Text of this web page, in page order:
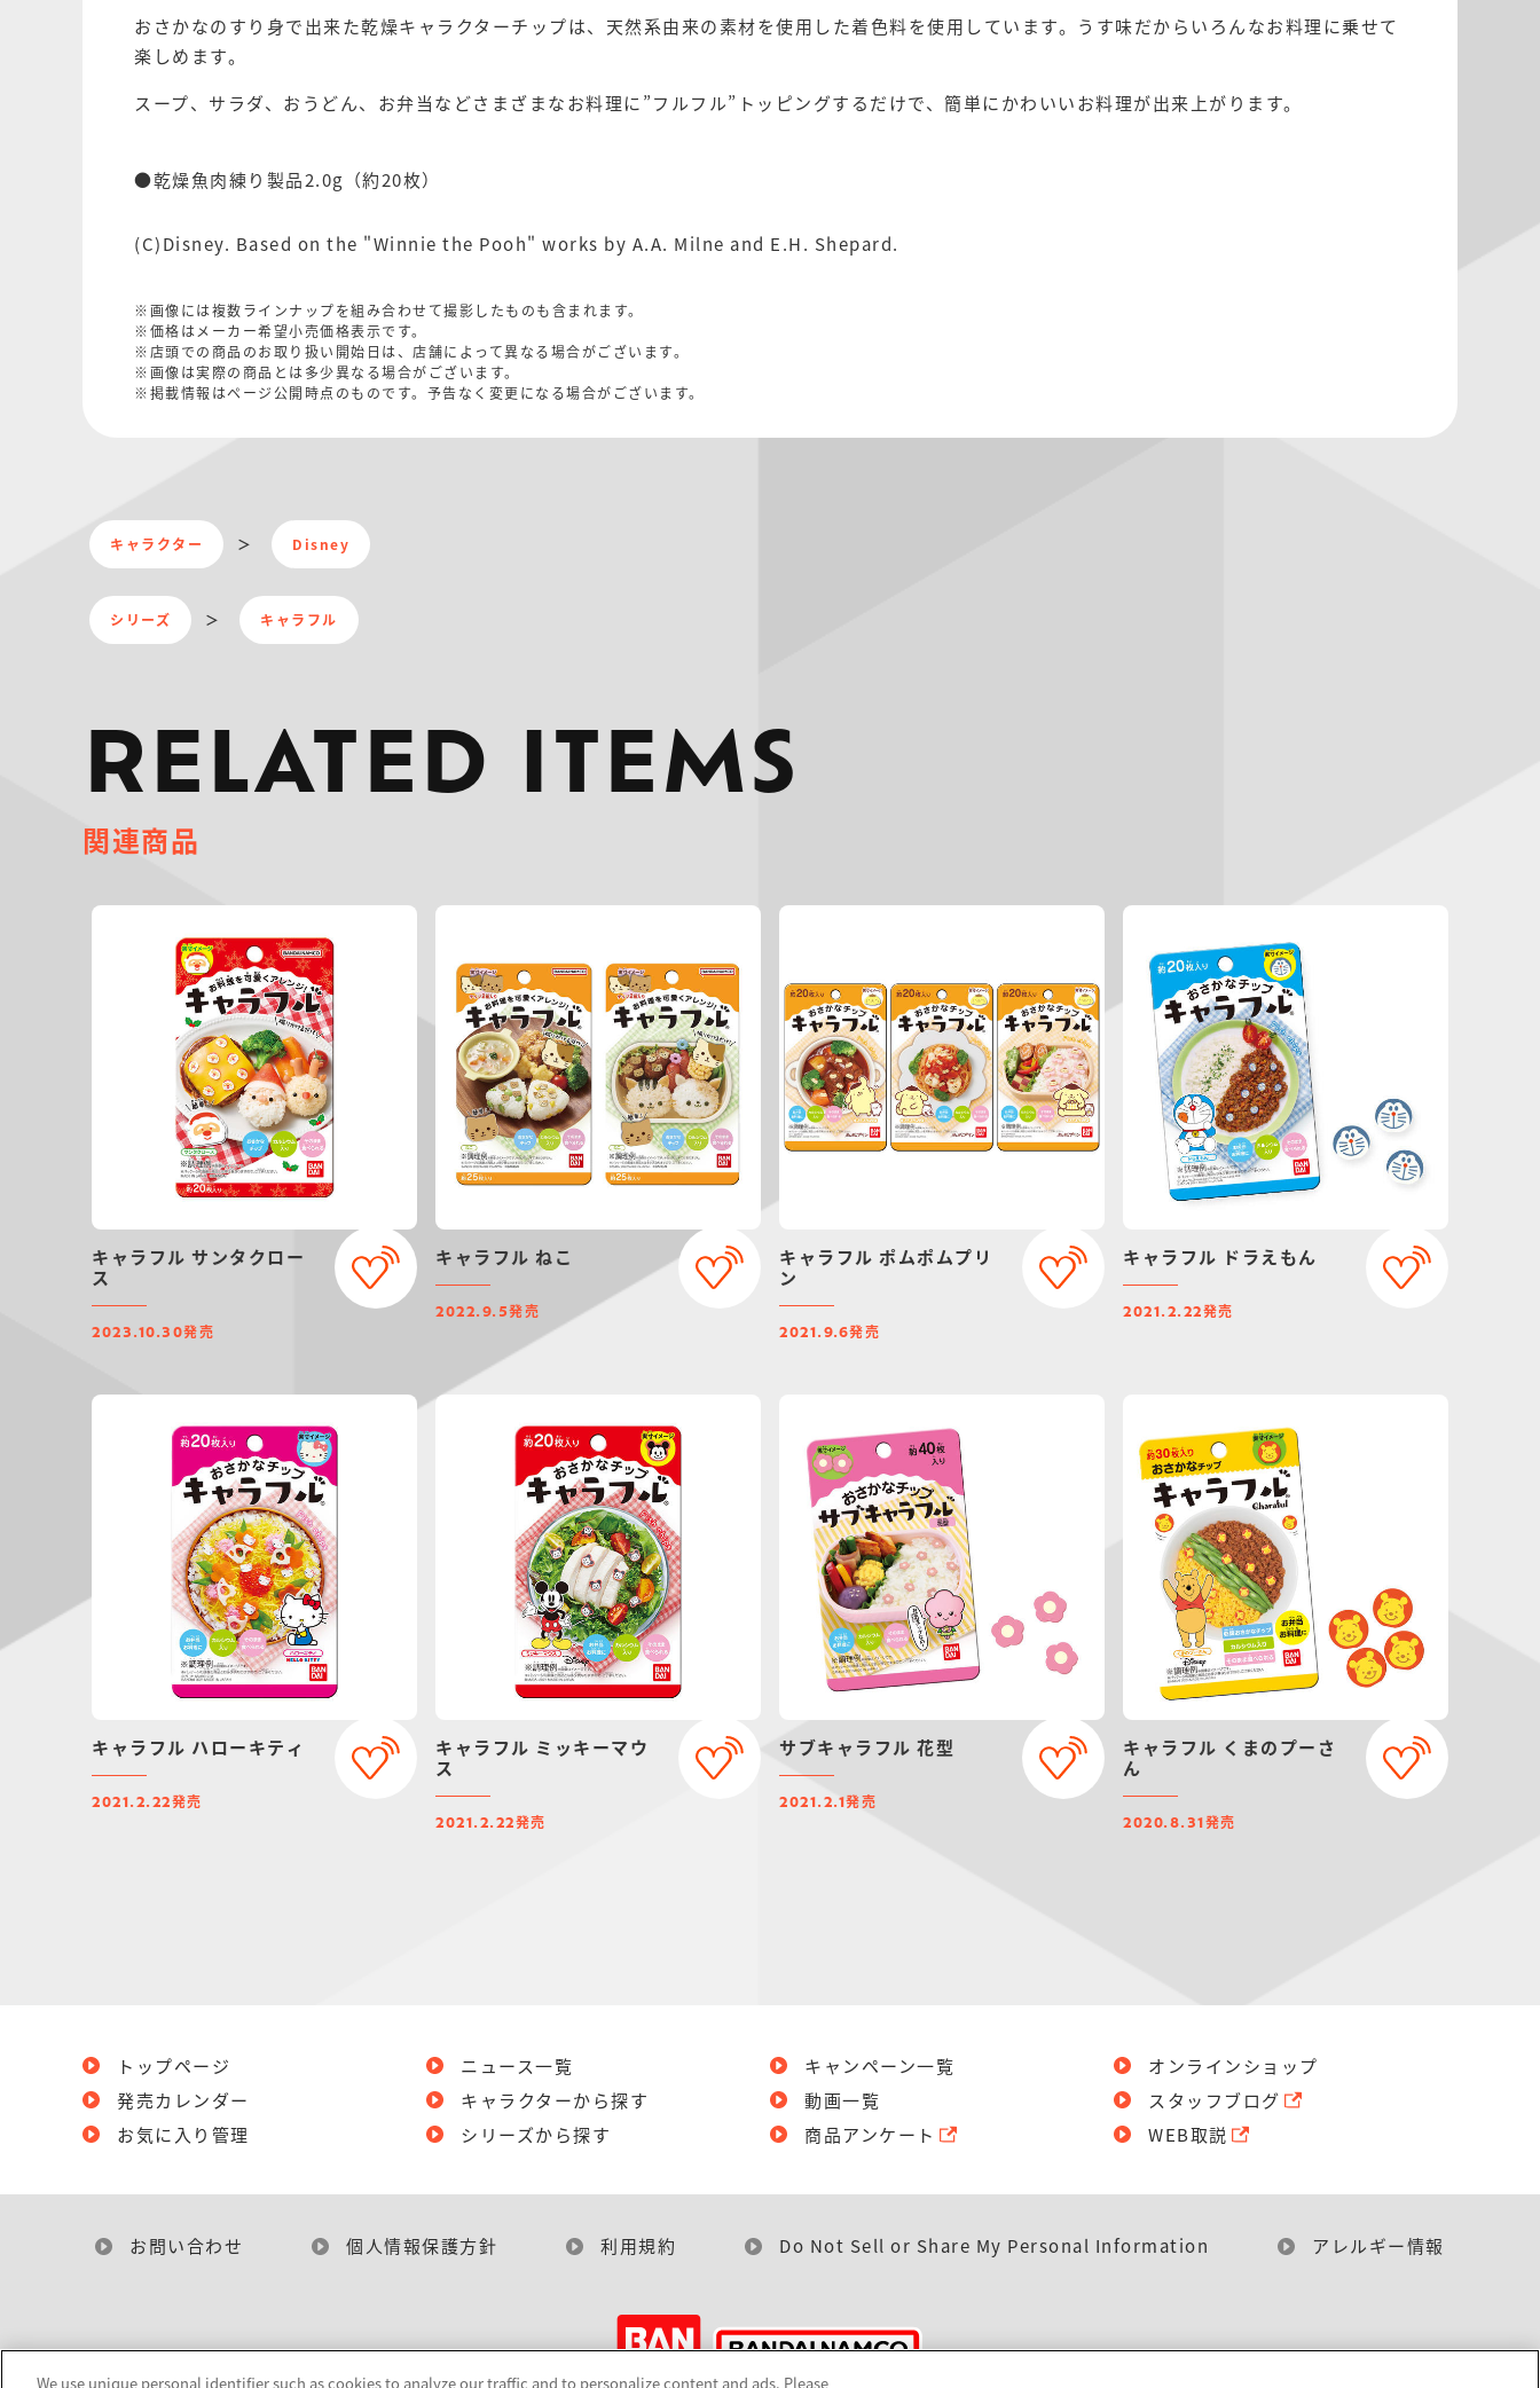
おさかなのすり身で出来た乾燥キャラクターチップは、天然系由来の素材を使用した着色料を使用しています。うす味だからいろんなお料理に乗せて
楽しめます。
スープ、サラダ、おうどん、お弁当などさまざまなお料理に”フルフル”トッピングするだけで、簡単にかわいいお料理が出来上がります。
●乾燥魚肉練り製品2.0g （約20枚）
(C)Disney. Based on the "Winnie the Pooh" works by A.A. Milne and E.H. Shepard.
※画像には複数ラインナップを組み合わせて撮影したものも含まれます。
※価格はメーカー希望小売価格表示です。
※店頭での商品のお取り扱い開始日は、店舗によって異なる場合がございます。
※画像は実際の商品とは多少異なる場合がございます。
※掲載情報はページ公開時点のものです。予告なく変更になる場合がございます。
キャラクター Disney
シリーズ キャラフル
RELATED ITEMS
関連商品
キャラフル サンタクロー
ス
2023.10.30発売
キャラフル ねこ
2022.9.5発売
キャラフル ポムポムプリ
ン
2021.9.6発売
キャラフル ドラえもん
2021.2.22発売
キャラフル ハローキティ
2021.2.22発売
キャラフル ミッキーマウ
ス
2021.2.22発売
サブキャラフル 花型
2021.2.1発売
キャラフル くまのプーさ
ん
2020.8.31 発売
トップページ
発売カレンダー
お気に入り管理
ニュース一覧
キャラクターから探す
シリーズから探す
キャンペーン一覧
動画一覧
商品アンケート
オンラインショップ
スタッフブログ
WEB取説
お問い合わせ 個人情報保護方針 利用規約 Do Not Sell or Share My Personal Information アレルギー情報
We use unique personal identifier such as cookies to analyze our traffic and to personalize content and ads. Please